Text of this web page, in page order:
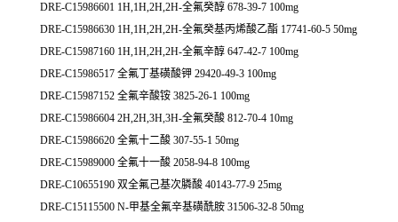
DRE-C15986601 1H,1H,2H,2H-全氟癸醇 678-39-7 100mg
DRE-C15986630 1H,1H,2H,2H-全氟癸基丙烯酸乙酯 17741-60-5 50mg
DRE-C15987160 1H,1H,2H,2H-全氟辛醇 647-42-7 100mg
DRE-C15986517 全氟丁基磺酸钾 29420-49-3 100mg
DRE-C15987152 全氟辛酸铵 3825-26-1 100mg
DRE-C15986604 2H,2H,3H,3H-全氟癸酸 812-70-4 10mg
DRE-C15986620 全氟十二酸 307-55-1 50mg
DRE-C15989000 全氟十一酸 2058-94-8 100mg
DRE-C10655190 双全氟己基次膦酸 40143-77-9 25mg
DRE-C15115500 N-甲基全氟辛基磺酰胺 31506-32-8 50mg